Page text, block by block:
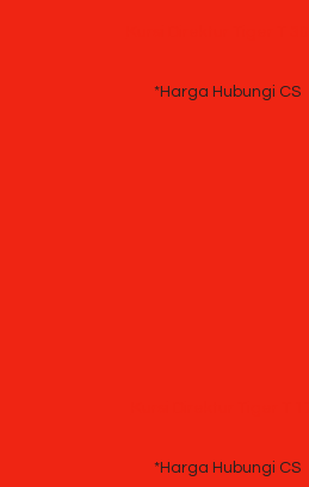
*Harga Hubungi CS
*Harga Hubungi CS